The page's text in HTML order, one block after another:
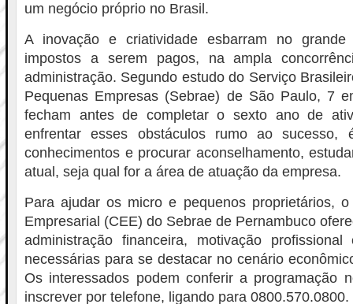
um negócio próprio no Brasil.
A inovação e criatividade esbarram no
impostos a serem pagos, na ampla
administração. Segundo estudo do Serviço
Pequenas Empresas (Sebrae) de São Paulo, 7
fecham antes de completar o sexto ano de
enfrentar esses obstáculos rumo ao sucesso,
conhecimentos e procurar aconselhamento,
atual, seja qual for a área de atuação da empresa.
Para ajudar os micro e pequenos proprietários,
Empresarial (CEE) do Sebrae de Pernambuco
administração financeira, motivação
necessárias para se destacar no cenário
Os interessados podem conferir a programação
inscrever por telefone, ligando para 0800.570.0800.